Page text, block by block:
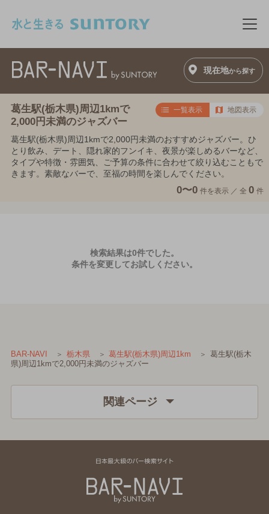
メ
現在地から探す
葛生駅(栃木県)周辺1kmで
2,000円未満のジャズバー
一覧表示 地図表示
葛生駅(栃木県)周辺1kmで2,000円未満のおすすめジャズバー。ひ
とり飲み、デート、隠れ家的フンイキ、夜景が楽しめるバーなど、
タイプや特徴・雰囲気、ご予算の条件に合わせて絞り込むこともで
きます。素敵なバーで、至福の時間を楽しんでください。
0〜0 件を表示 ／ 全 0 件
検索結果は0件でした。
条件を変更してお試しください。
BAR-NAVI 栃木県 葛生駅(栃木県)周辺1km
葛生駅(栃木
県)周辺1kmで2,000円未満のジャズバー
関連ページ